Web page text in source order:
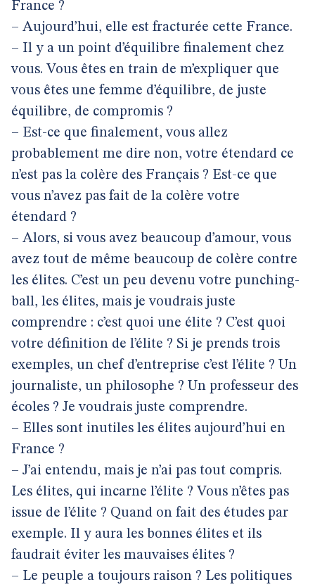
France ?
– Aujourd’hui, elle est fracturée cette France.
– Il y a un point d’équilibre finalement chez
vous. Vous êtes en train de m’expliquer que
vous êtes une femme d’équilibre, de juste
équilibre, de compromis ?
– Est-ce que finalement, vous allez
probablement me dire non, votre étendard ce
n’est pas la colère des Français ? Est-ce que
vous n’avez pas fait de la colère votre
étendard ?
– Alors, si vous avez beaucoup d’amour, vous
avez tout de même beaucoup de colère contre
les élites. C’est un peu devenu votre punching-
ball, les élites, mais je voudrais juste
comprendre : c’est quoi une élite ? C’est quoi
votre définition de l’élite ? Si je prends trois
exemples, un chef d’entreprise c’est l’élite ? Un
journaliste, un philosophe ? Un professeur des
écoles ? Je voudrais juste comprendre.
– Elles sont inutiles les élites aujourd’hui en
France ?
– J’ai entendu, mais je n’ai pas tout compris.
Les élites, qui incarne l’élite ? Vous n’êtes pas
issue de l’élite ? Quand on fait des études par
exemple. Il y aura les bonnes élites et ils
faudrait éviter les mauvaises élites ?
– Le peuple a toujours raison ? Les politiques